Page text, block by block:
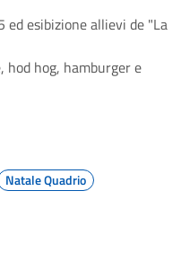
ed esibizione allievi de "La
hog, hamburger e
Natale Quadrio